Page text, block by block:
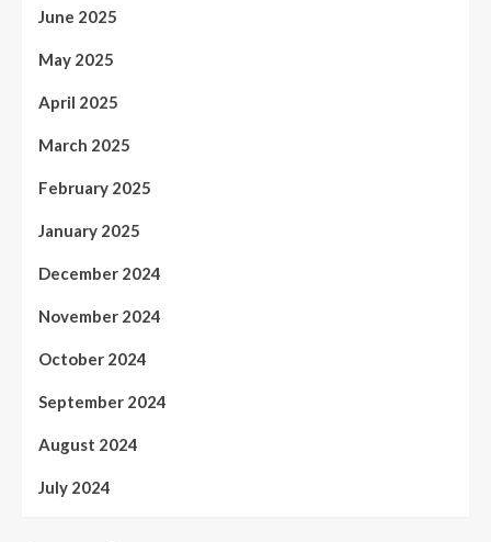
June 2025
May 2025
April 2025
March 2025
February 2025
January 2025
December 2024
November 2024
October 2024
September 2024
August 2024
July 2024